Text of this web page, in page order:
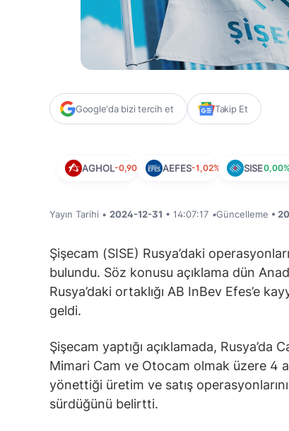
Google'da bizi tercih et Takip Et
AGHOL-0,90% AEFES-1,02% SISE0,00%
Yayın Tarihi • 2024-12-31 • 14:07:17 •Güncelleme •
Şişecam (SISE) Rusya’daki
bulundu. Söz konusu açıklama dün
Rusya’daki ortaklığı AB InBev Efes’e
geldi.
Şişecam yaptığı açıklamada, Rusya’da
Mimari Cam ve Otocam olmak üzere 4
yönettiği üretim ve satış
sürdüğünü belirtti.